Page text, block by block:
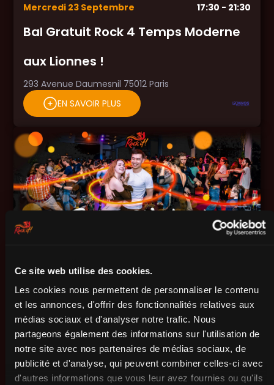
Ce site web utilise des cookies.
Les cookies nous permettent de personnaliser le contenu
et les annonces, d'offrir des fonctionnalités relatives aux
médias sociaux et d'analyser notre trafic. Nous
partageons également des informations sur l'utilisation de
notre site avec nos partenaires de médias sociaux, de
publicité et d'analyse, qui peuvent combiner celles-ci avec
d'autres informations que vous leur avez fournies ou qu'ils
Mercredi 23 Septembre 17:30 - 21:30
Bal Gratuit Rock 4 Temps Moderne
aux Lionnes !
293 Avenue Daumesnil 75012 Paris
EN SAVOIR PLUS
Vendredi 25Septembre
Soirée Paradise Rock 4 Temps
Moderne - Cours & Soirée
21 Rue Albert Bayet, 75013 Paris
EN SAVOIR PLUS